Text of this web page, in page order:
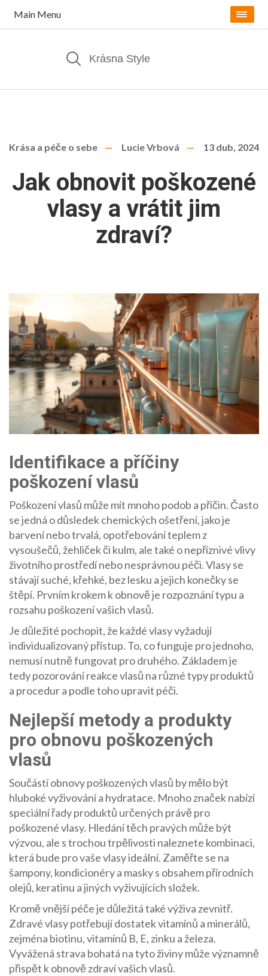
Main Menu
Krása a péče o sebe Lucie Vrbová 13 dub, 2024
Jak obnovit poškozené
vlasy a vrátit jim
zdraví?
Identifikace a příčiny
poškození vlasů
Poškození vlasů může mít mnoho podob a příčin. Často
se jedná o důsledek chemických ošetření, jako je
barvení nebo trvalá, opotřebování teplem z
vysoušečů, žehliček či kulm, ale také o nepříznivé vlivy
životního prostředí nebo nesprávnou péči. Vlasy se
stávají suché, křehké, bez lesku a jejich konečky se
štěpí. Prvním krokem k obnově je rozpoznání typu a
rozsahu poškození vašich vlasů.
Je důležité pochopit, že každé vlasy vyžadují
individualizovaný přístup. To, co funguje pro jednoho,
nemusí nutně fungovat pro druhého. Základem je
tedy pozorování reakce vlasů na různé typy produktů
a procedur a podle toho upravit péči.
Nejlepší metody a produkty
pro obnovu poškozených
vlasů
Součástí obnovy poškozených vlasů by mělo být
hluboké vyživování a hydratace. Mnoho značek nabízí
speciální řady produktů určených právě pro
poškozené vlasy. Hledání těch pravých může být
výzvou, ale s trochou trpělivosti naleznete kombinaci,
která bude pro vaše vlasy ideální. Zaměřte se na
šampony, kondicionéry a masky s obsahem přírodních
olejů, keratinu a jiných vyživujících složek.
Kromě vnější péče je důležitá také výživa zevnitř.
Zdravé vlasy potřebují dostatek vitamínů a minerálů,
zejména biotinu, vitamínů B, E, zinku a železa.
Vyvážená strava bohatá na tyto živiny může významně
přispět k obnově zdraví vašich vlasů.